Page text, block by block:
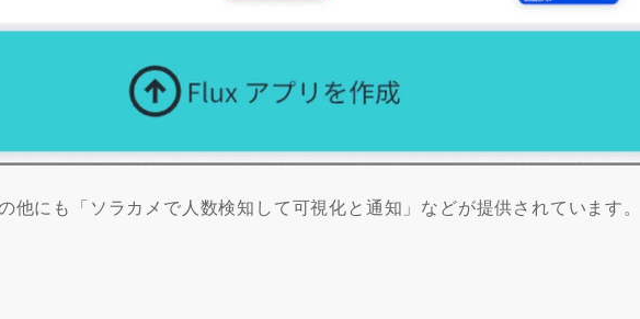
にも「ソラカメで人数検知して可視化と通知」などが提供されています。